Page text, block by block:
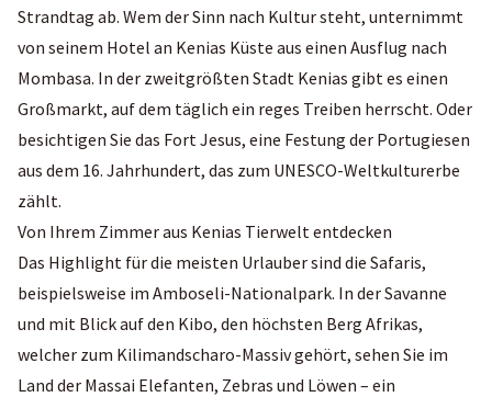
Strandtag ab. Wem der Sinn nach Kultur steht, unternimmt
von seinem Hotel an Kenias Küste aus einen Ausflug nach
Mombasa. In der zweitgrößten Stadt Kenias gibt es einen
Großmarkt, auf dem täglich ein reges Treiben herrscht. Oder
besichtigen Sie das Fort Jesus, eine Festung der Portugiesen
aus dem 16. Jahrhundert, das zum UNESCO-Weltkulturerbe
zählt.
Von Ihrem Zimmer aus Kenias Tierwelt entdecken
Das Highlight für die meisten Urlauber sind die Safaris,
beispielsweise im Amboseli-Nationalpark. In der Savanne
und mit Blick auf den Kibo, den höchsten Berg Afrikas,
welcher zum Kilimandscharo-Massiv gehört, sehen Sie im
Land der Massai Elefanten, Zebras und Löwen – ein